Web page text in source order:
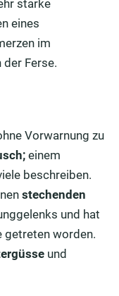
starke
eines
im
Ferse.
Vorwarnung zu
einem
beschreiben.
stechenden
und hat
getreten worden.
und